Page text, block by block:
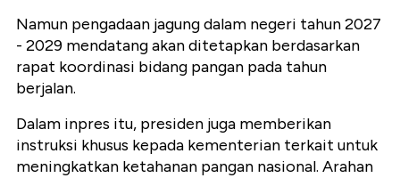
Namun pengadaan jagung dalam negeri tahun 2027
- 2029 mendatang akan ditetapkan berdasarkan
rapat koordinasi bidang pangan pada tahun
berjalan.
Dalam inpres itu, presiden juga memberikan
instruksi khusus kepada kementerian terkait untuk
meningkatkan ketahanan pangan nasional. Arahan